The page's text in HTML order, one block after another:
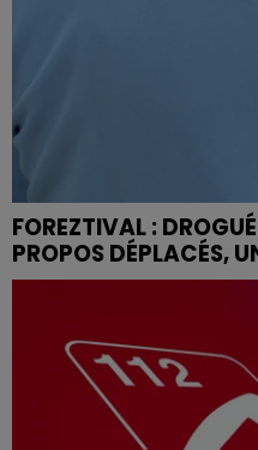
FOREZTIVAL :
PROPOS DÉPLACÉS,